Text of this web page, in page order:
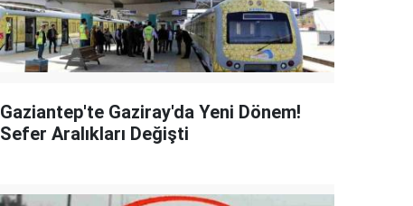
Gaziantep'te Gaziray'da Yeni Dönem!
Sefer Aralıkları Değişti